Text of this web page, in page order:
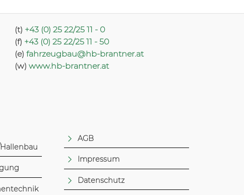
(t) +43 (0) 25 22/25 11 - 0
(f) +43 (0) 25 22/25 11 - 50
(e) fahrzeugbau@hb-brantner.at
(w) www.hb-brantner.at
AGB
Impressum
Datenschutz